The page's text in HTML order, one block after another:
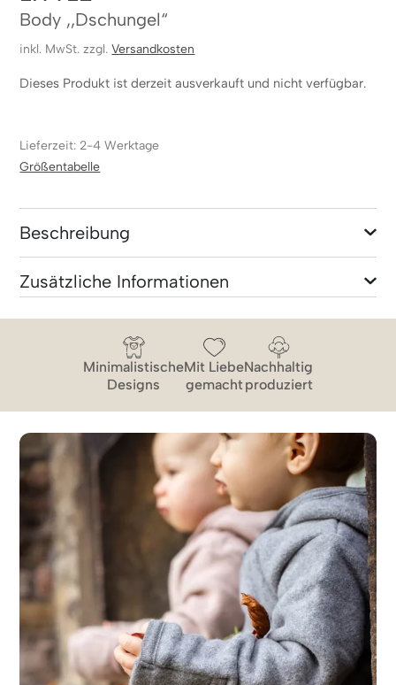
Body ,,Dschungel“
inkl. MwSt. zzgl.Versandkosten
Dieses Produkt ist derzeit ausverkauft und nicht verfügbar.
Lieferzeit: 2-4 Werktage
Größentabelle
Beschreibung
Zusätzliche Informationen
Minimalistische
Designs
Mit Liebe
gemacht
Nachhaltig
produziert